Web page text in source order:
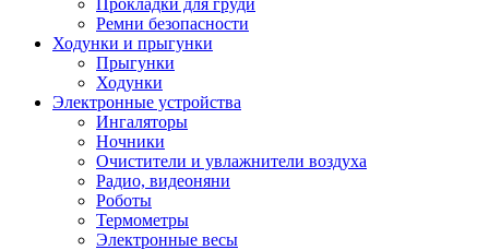
Прокладки для груди
Ремни безопасности
Ходунки и прыгунки
Прыгунки
Ходунки
Электронные устройства
Ингаляторы
Ночники
Очистители и увлажнители воздуха
Радио, видеоняни
Роботы
Термометры
Электронные весы